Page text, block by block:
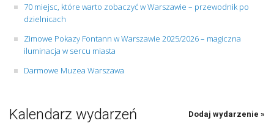
70 miejsc, które warto zobaczyć w Warszawie – przewodnik po
dzielnicach
Zimowe Pokazy Fontann w Warszawie 2025/2026 – magiczna
iluminacja w sercu miasta
Darmowe Muzea Warszawa
Kalendarz wydarzeń Dodaj wydarzenie »